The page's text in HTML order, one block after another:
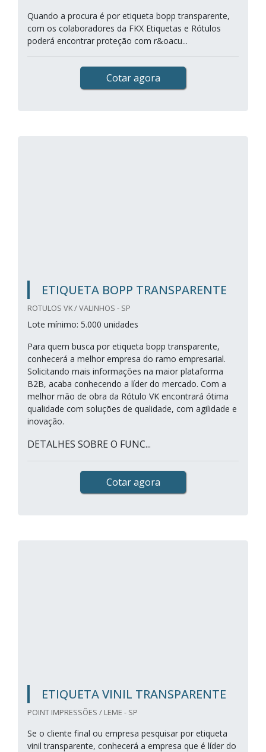
Quando a procura é por etiqueta bopp transparente,
com os colaboradores da FKX Etiquetas e Rótulos
poderá encontrar proteção com r&oacu...
Cotar agora
ETIQUETA BOPP TRANSPARENTE
ROTULOS VK / VALINHOS - SP
Lote mínimo: 5.000 unidades
Para quem busca por etiqueta bopp transparente,
conhecerá a melhor empresa do ramo empresarial.
Solicitando mais informações na maior plataforma
B2B, acaba conhecendo a líder do mercado. Com a
melhor mão de obra da Rótulo VK encontrará ótima
qualidade com soluções de qualidade, com agilidade e
inovação.
DETALHES SOBRE O FUNC...
Cotar agora
ETIQUETA VINIL TRANSPARENTE
POINT IMPRESSÕES / LEME - SP
Se o cliente final ou empresa pesquisar por etiqueta
vinil transparente, conhecerá a empresa que é líder do